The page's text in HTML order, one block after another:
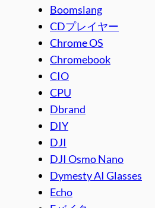
Boomslang
CDプレイヤー
Chrome OS
Chromebook
CIO
CPU
Dbrand
DIY
DJI
DJI Osmo Nano
Dymesty AI Glasses
Echo